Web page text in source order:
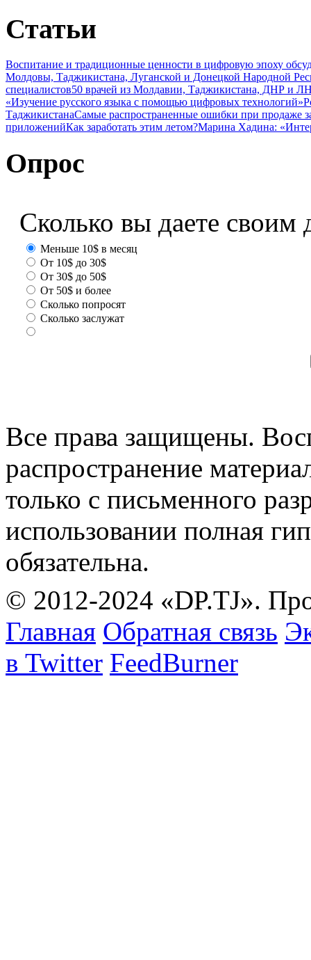
Статьи
Воспитание и традиционные ценности в цифровую эпоху
Молдовы, Таджикистана, Луганской и Донецкой Народной
специалистов50 врачей из Молдавии, Таджикистана, ДНР и
«Изучение русского языка с помощью цифровых технологий»
ТаджикистанаСамые распространенные ошибки при продаже
приложенийКак заработать этим летом?Марина Хадина:
Опрос
Сколько вы даете своим
Меньше 10$ в месяц
От 10$ до 30$
От 30$ до 50$
От 50$ и более
Сколько попросят
Сколько заслужат
Все права защищены.
распространение
только с письменного
использовании полная
обязательна.
© 2012-2024 «DP.TJ».
Главная Обратная связь
в Twitter FeedBurner